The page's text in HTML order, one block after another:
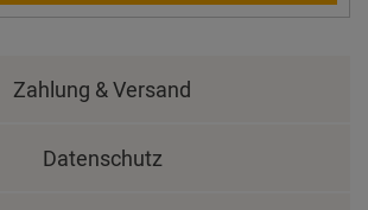
Zahlung & Versand
Datenschutz